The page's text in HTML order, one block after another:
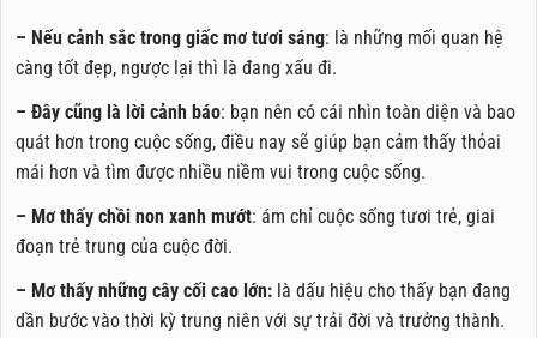
– Nếu cảnh sắc trong giấc mơ tươi sáng: là những mối quan hệ
càng tốt đẹp, ngược lại thì là đang xấu đi.
– Đây cũng là lời cảnh báo: bạn nên có cái nhìn toàn diện và bao
quát hơn trong cuộc sống, điều nay sẽ giúp bạn cảm thấy thỏai
mái hơn và tìm được nhiều niềm vui trong cuộc sống.
– Mơ thấy chồi non xanh mướt: ám chỉ cuộc sống tươi trẻ, giai
đoạn trẻ trung của cuộc đời.
– Mơ thấy những cây cối cao lớn: là dấu hiệu cho thấy bạn đang
dần bước vào thời kỳ trung niên với sự trải đời và trưởng thành.